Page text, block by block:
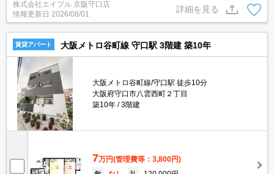
株式会社エイブル 京阪守口店
情報更新日 2026/08/01
詳細を見る
賃貸アパート 大阪メトロ谷町線 守口駅 3階建 築10年
大阪メトロ谷町線/守口駅 徒歩10分
大阪府守口市八雲西町２丁目
築10年
3階建
7万円(管理費等：3,800円)